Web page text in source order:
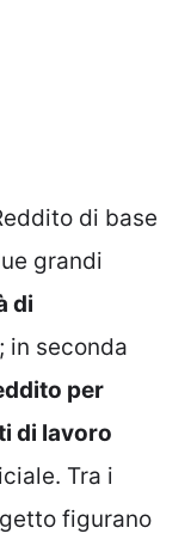
di base
grandi
di
; in seconda
per
di lavoro
Tra i
figurano